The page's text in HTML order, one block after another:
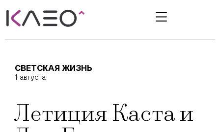
СВЕТСКАЯ ЖИЗНЬ
1 августа
Летиция Каста и